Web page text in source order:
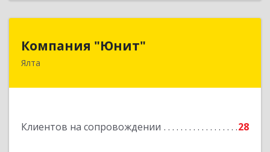
Компания "Юнит"
Ялта
Клиентов на сопровождении 28
298600, Крым Респ, Ялта г, Васильева ул, дом №